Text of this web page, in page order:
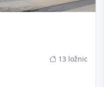
13 ložnic